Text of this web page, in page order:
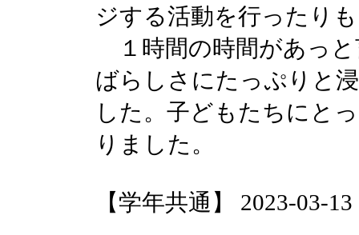
ジする活動を行ったり
１時間の時間があっ
ばらしさにたっぷりと
した。子どもたちにと
りました。
【学年共通】 2023-03-